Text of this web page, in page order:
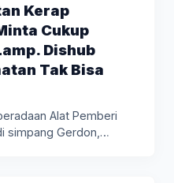
Kerap
Cukup
Dishub
Tak Bisa
Alat Pemberi
simpang Gerdon,